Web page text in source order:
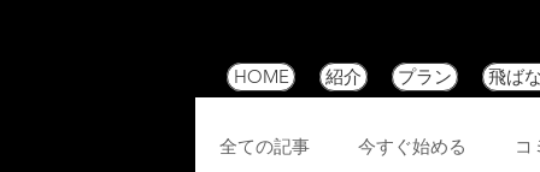
HOME 紹介 プラン 飛ば
全ての記事 今すぐ始める コ